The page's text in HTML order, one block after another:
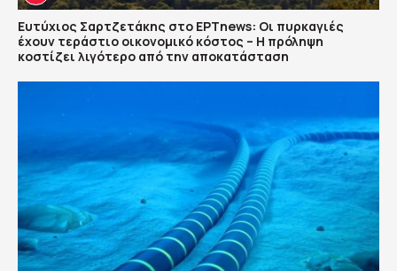
Ευτύχιος Σαρτζετάκης στο ΕΡΤnews: Οι πυρκαγιές
έχουν τεράστιο οικονομικό κόστος – Η πρόληψη
κοστίζει λιγότερο από την αποκατάσταση